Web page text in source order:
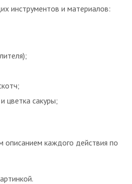
инструментов и материалов:
цветка сакуры;
каждого действия по